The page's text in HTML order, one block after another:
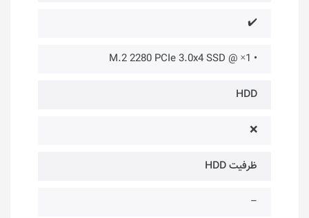
✔️
• 1× @ M.2 2280 PCIe 3.0x4 SSD
HDD
❌
ظرفیت HDD
–